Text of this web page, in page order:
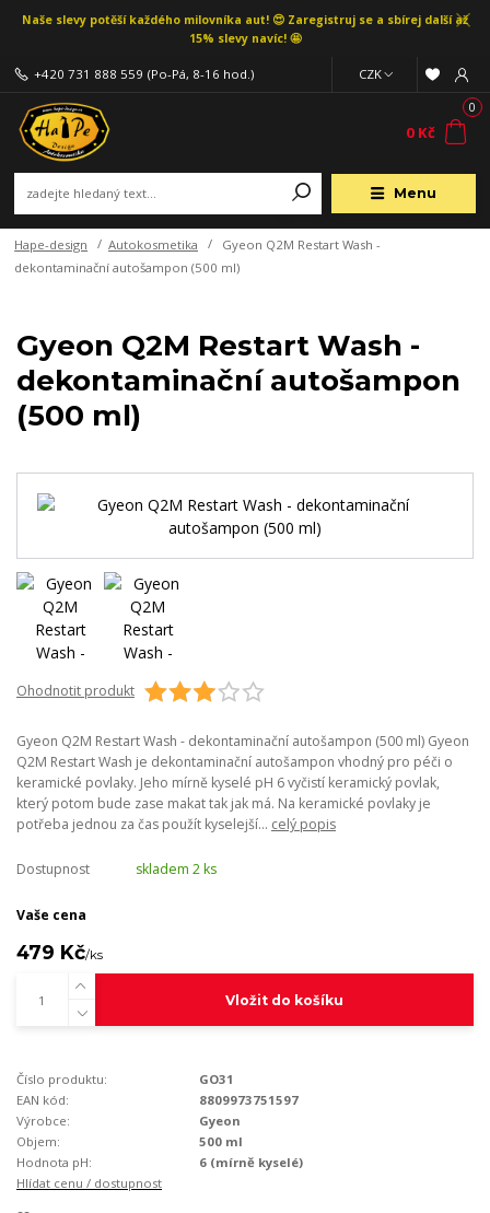
Naše slevy potěší každého milovníka aut! 😍 Zaregistruj se a sbírej další až
15% slevy navíc! 🤩
Menu
CZK
+420 731 888 559 (Po-Pá, 8-16 hod.)
0
0 Kč
Hape-design Autokosmetika
Gyeon Q2M Restart Wash -
dekontaminační autošampon (500 ml)
Gyeon Q2M Restart Wash -
dekontaminační autošampon
(500 ml)
Ohodnotit produkt
Gyeon Q2M Restart Wash - dekontaminační autošampon (500 ml) Gyeon
Q2M Restart Wash je dekontaminační autošampon vhodný pro péči o
keramické povlaky. Jeho mírně kyselé pH 6 vyčistí keramický povlak,
který potom bude zase makat tak jak má. Na keramické povlaky je
potřeba jednou za čas použít kyselejší... celý popis
Dostupnost skladem 2 ks
Vaše cena
479 Kč/ks
Vložit do košíku
Číslo produktu:
GO31
EAN kód:
8809973751597
Výrobce:
Gyeon
Objem:
500 ml
Hodnota pH:
6 (mírně kyselé)
Hlídat cenu / dostupnost